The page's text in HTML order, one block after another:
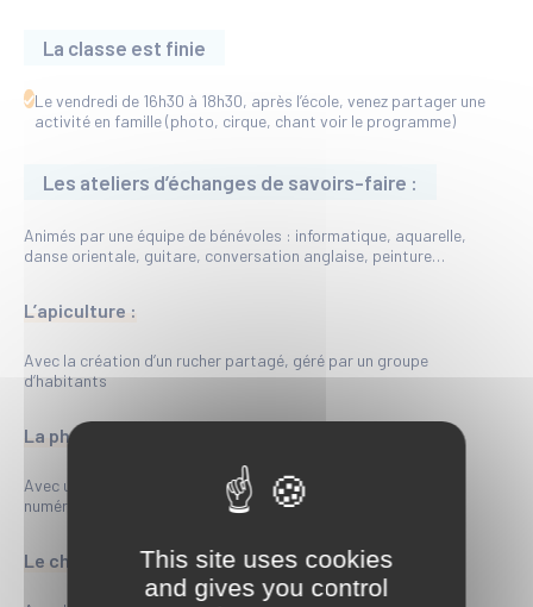
La classe est finie
Le vendredi de 16h30 à 18h30, après l’école, venez partager une
activité en famille (photo, cirque, chant voir le programme)
Les ateliers d’échanges de savoirs-faire :
Animés par une équipe de bénévoles : informatique, aquarelle,
danse orientale, guitare, conversation anglaise, peinture…
L’apiculture :
Avec la création d’un rucher partagé, géré par un groupe
d’habitants
La photo :
Avec un atelier pour apprendre et progresser ensemble en
numérique comme en argentique.
Le chant :
This site uses cookies
and gives you control